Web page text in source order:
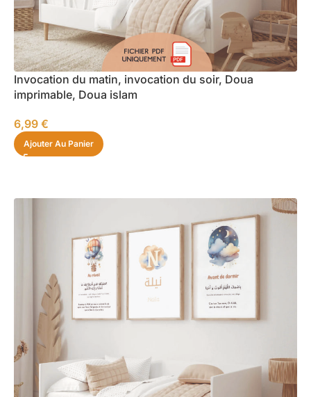
Invocation du matin, invocation du soir, Doua
imprimable, Doua islam
6,99 €
Ajouter Au Panier